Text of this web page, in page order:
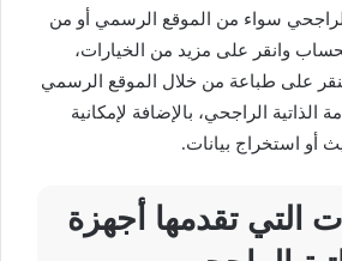
سواء من الموقع الرسمي أو من
وانقر على مزيد من الخيارات،
على طباعة من خلال الموقع الرسمي
الذاتية الراجحي، بالإضافة لإمكانية
أو استخراج بيانات.
التي تقدمها أجهزة